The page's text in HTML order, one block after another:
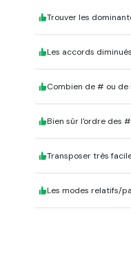
Trouver les
Les accords
Combien de # ou de
Bien sûr l'ordre des
Transposer très
Les modes relatifs/